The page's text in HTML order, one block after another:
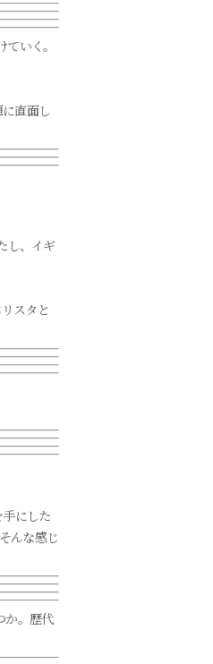
いく。
直面し
し、イギ
スタと
にした
んな感じ
か。歴代